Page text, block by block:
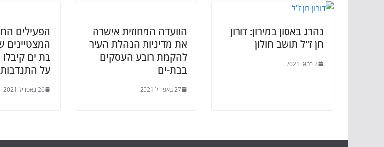
נהרג באסון במירון: דורון
חן ז"ל תושב חולון
2 במאי 2021
הוועדה המחוזית אישרה
את מדיניות הנהלת העיר
להקמת רובע העסקים
בבת-ים
27 באפריל 2021
הפעילים
המצטיינים
בת ים
על
26 באפריל 2021